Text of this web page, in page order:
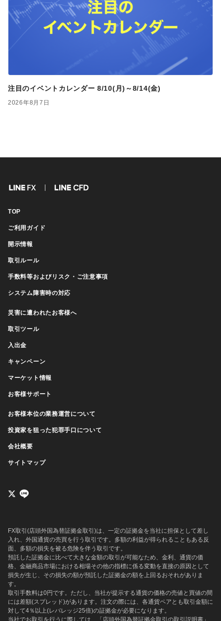
注目のイベントカレンダー 8/10(月)～8/14(金)
2026年8月7日
TOP
ご利用ガイド
開示情報
取引ルール
手数料等およびリスク・ご注意事項
システム障害時の対応
災害に遭われたお客様へ
取引ツール
入出金
キャンペーン
マーケット情報
お客様サポート
お客様本位の業務運営について
投資家を狙った犯罪手口について
会社概要
サイトマップ
FX取引(店頭外国為替証拠金取引)は、一定の証拠金を当社に担保として差し
入れ、外国通貨の売買を行う取引です。多額の利益が得られることもある反
面、多額の損失を被る危険を伴う取引です。
預託した証拠金に比べて大きな金額の取引が可能なため、金利、通貨の価
格、金融商品市場における相場その他の指標に係る変動を直接の原因として
損失が生じ、その損失の額が預託した証拠金の額を上回るおそれがありま
す。
取引手数料は0円です。ただし、当社が提示する通貨の価格の売値と買値の間
には差額(スプレッド)があります。注文の際には、各通貨ペアとも取引金額に
対して4％以上(レバレッジ25倍)の証拠金が必要になります。
当社でお取引を行うに際しては、
「店頭外国為替証拠金取引の取引説明書」